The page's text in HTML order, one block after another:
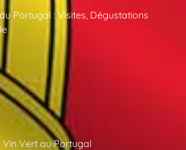
Portugal : Visites, Dégustations
Vert au Portugal